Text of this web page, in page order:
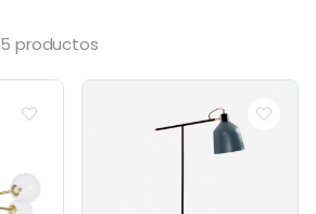
5 productos